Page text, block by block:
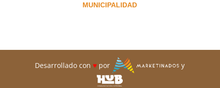
MUNICIPALIDAD
Desarrollado con ♥ por y